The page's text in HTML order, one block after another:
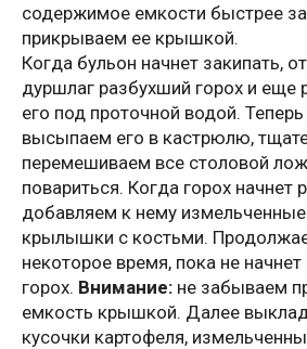
содержимое емкости быстрее
прикрываем ее крышкой.
Когда бульон начнет закипать,
дуршлаг разбухший горох и еще
его под проточной водой. Теперь
высыпаем его в кастрюлю,
перемешиваем все столовой
повариться. Когда горох начнет
добавляем к нему
крылышки с костьми.
некоторое время, пока не
горох. Внимание: не забываем
емкость крышкой. Далее
кусочки картофеля,